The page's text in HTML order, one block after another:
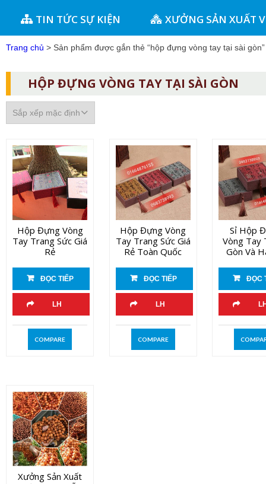
TIN TỨC SỰ KIỆN XƯỞNG SẢN XUẤT
Trang chủ > Sản phẩm được gắn thẻ “hộp đựng vòng tay tại sài gòn”
HỘP ĐỰNG VÒNG TAY TẠI SÀI GÒN
Hộp Đựng Vòng
Tay Trang Sức Giá
Rẻ
ĐỌC TIẾP
LH
COMPARE
Hộp Đựng Vòng
Tay Trang Sức Giá
Rẻ Toàn Quốc
ĐỌC TIẾP
LH
COMPARE
Sỉ Hộp
Vòng Tay
Gòn Và
ĐỌC
Xưởng Sản Xuất